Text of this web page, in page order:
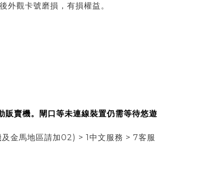
外觀卡號磨損，有損權益。
賣機。閘口等未連線裝置仍需等待悠遊
金馬地區請加02) > 1中文服務 > 7客服